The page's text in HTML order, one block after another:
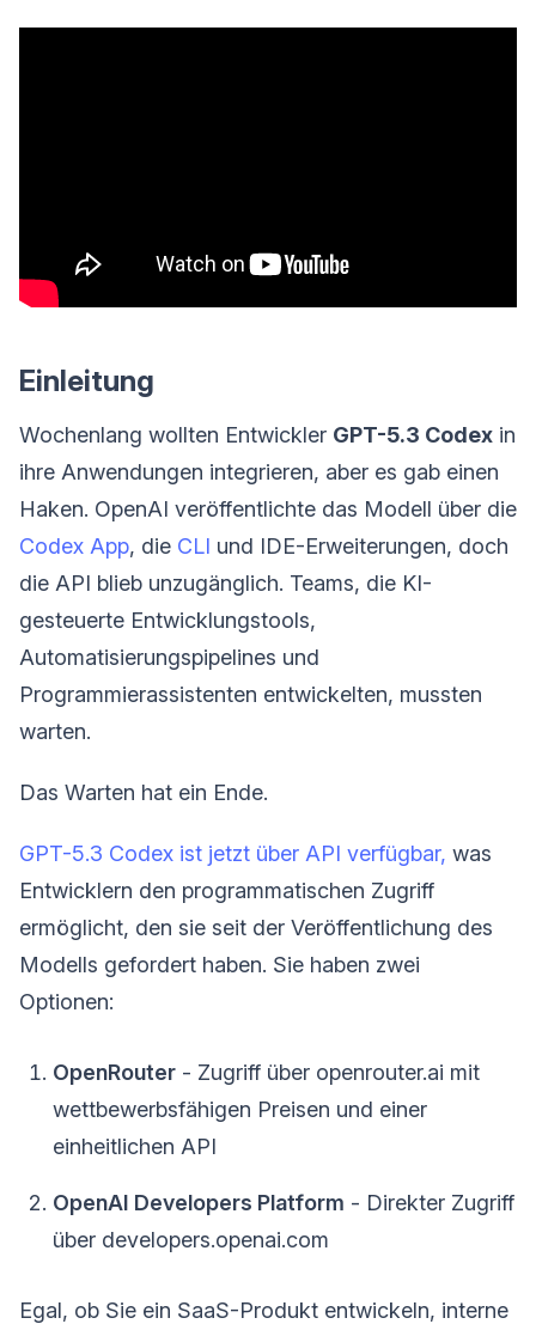
Einleitung
Wochenlang wollten Entwickler GPT-5.3 Codex in
ihre Anwendungen integrieren, aber es gab einen
Haken. OpenAI veröffentlichte das Modell über die
Codex App, die CLI und IDE-Erweiterungen, doch
die API blieb unzugänglich. Teams, die KI-
gesteuerte Entwicklungstools,
Automatisierungspipelines und
Programmierassistenten entwickelten, mussten
warten.
Das Warten hat ein Ende.
GPT-5.3 Codex ist jetzt über API verfügbar, was
Entwicklern den programmatischen Zugriff
ermöglicht, den sie seit der Veröffentlichung des
Modells gefordert haben. Sie haben zwei
Optionen:
OpenRouter - Zugriff über openrouter.ai mit
wettbewerbsfähigen Preisen und einer
einheitlichen API
OpenAI Developers Platform - Direkter Zugriff
über developers.openai.com
Egal, ob Sie ein SaaS-Produkt entwickeln, interne